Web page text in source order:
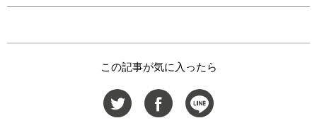
この記事が気に入ったら